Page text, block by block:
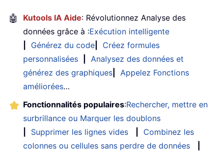
🤖 Kutools IA Aide: Révolutionnez Analyse des
données grâce à :Exécution intelligente
Générez du code
Créez formules
personnalisées
Analysez des données et
générez des graphiques
Appelez Fonctions
améliorées…
Fonctionnalités populaires:Rechercher, mettre en
surbrillance ou Marquer les doublons
Supprimer les lignes vides
Combinez les
colonnes ou cellules sans perdre de données